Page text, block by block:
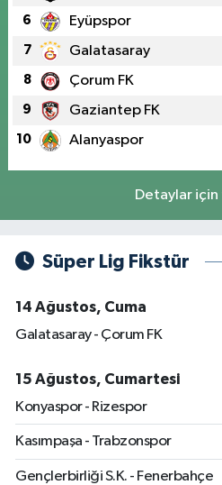
6 Eyüpspor
7 Galatasaray
8 Çorum FK
9 Gaziantep FK
10 Alanyaspor
Detaylar için
Süper Lig Fikstür
14 Ağustos, Cuma
Galatasaray - Çorum FK
15 Ağustos, Cumartesi
Konyaspor - Rizespor
Kasımpaşa - Trabzonspor
Gençlerbirliği S.K. - Fenerbahçe